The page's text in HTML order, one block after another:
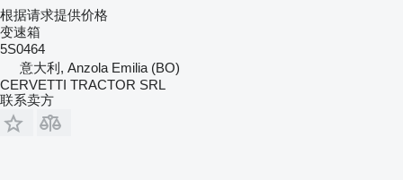
根据请求提供价格
变速箱
5S0464
意大利, Anzola Emilia (BO)
CERVETTI TRACTOR SRL
联系卖方